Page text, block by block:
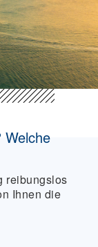
Welche
reibungslos
Ihnen die